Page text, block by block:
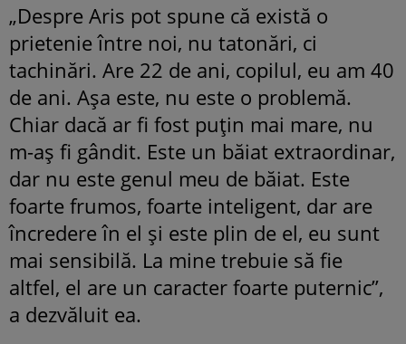
„Despre Aris pot spune că există o
prietenie între noi, nu tatonări, ci
tachinări. Are 22 de ani, copilul, eu am 40
de ani. Așa este, nu este o problemă.
Chiar dacă ar fi fost puțin mai mare, nu
m-aș fi gândit. Este un băiat extraordinar,
dar nu este genul meu de băiat. Este
foarte frumos, foarte inteligent, dar are
încredere în el și este plin de el, eu sunt
mai sensibilă. La mine trebuie să fie
altfel, el are un caracter foarte puternic”,
a dezvăluit ea.